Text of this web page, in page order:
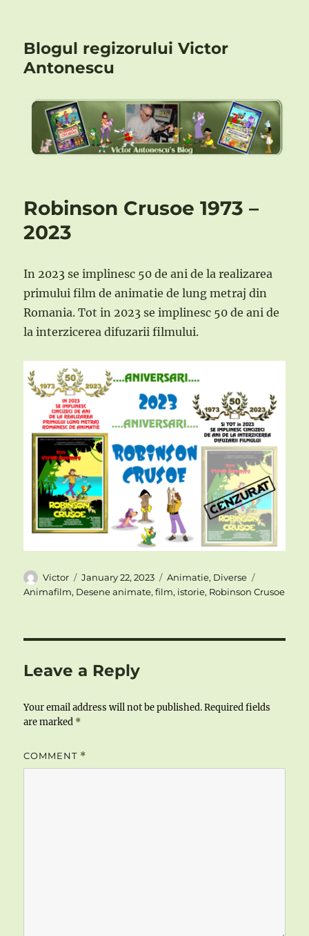
Blogul regizorului Victor
Antonescu
Robinson Crusoe 1973 –
2023
In 2023 se implinesc 50 de ani de la realizarea
primului film de animatie de lung metraj din
Romania. Tot in 2023 se implinesc 50 de ani de
la interzicerea difuzarii filmului.
Author
Victor
Posted
on
January 22, 2023 Categories
Animatie, Diverse
Animafilm, Desene animate,film, istorie, Robinson Crusoe
Leave a Reply
Your email address will not be published. Required fields
are marked *
COMMENT *